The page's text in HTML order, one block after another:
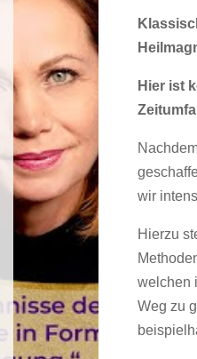
Hier ist
wir
Hierzu
welchen
Weg zu